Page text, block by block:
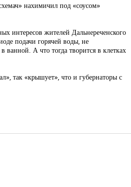
нахимичил под «соусом»
интересов жителей Дальнереченского
подачи горячей воды, не
А что тогда творится в клетках
так «крышует», что и губернаторы с